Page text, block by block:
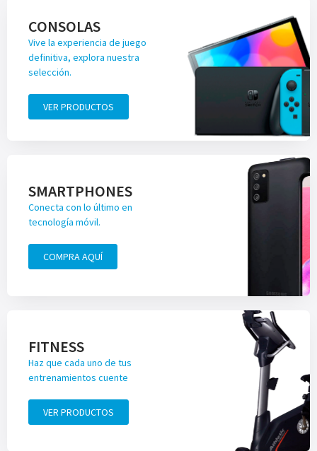
CONSOLAS
Vive la experiencia de juego
definitiva, explora nuestra
selección.
VER PRODUCTOS
SMARTPHONES
Conecta con lo último en
tecnología móvil.
COMPRA AQUÍ
FITNESS
Haz que cada uno de tus
entrenamientos cuente
VER PRODUCTOS